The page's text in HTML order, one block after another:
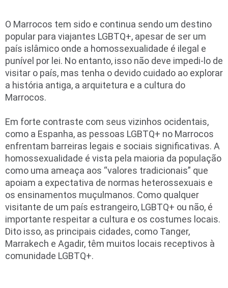
O Marrocos tem sido e continua sendo um destino
popular para viajantes LGBTQ+, apesar de ser um
país islâmico onde a homossexualidade é ilegal e
punível por lei. No entanto, isso não deve impedi-lo de
visitar o país, mas tenha o devido cuidado ao explorar
a história antiga, a arquitetura e a cultura do
Marrocos.
Em forte contraste com seus vizinhos ocidentais,
como a Espanha, as pessoas LGBTQ+ no Marrocos
enfrentam barreiras legais e sociais significativas. A
homossexualidade é vista pela maioria da população
como uma ameaça aos “valores tradicionais” que
apoiam a expectativa de normas heterossexuais e
os ensinamentos muçulmanos. Como qualquer
visitante de um país estrangeiro, LGBTQ+ ou não, é
importante respeitar a cultura e os costumes locais.
Dito isso, as principais cidades, como Tanger,
Marrakech e Agadir, têm muitos locais receptivos à
comunidade LGBTQ+.